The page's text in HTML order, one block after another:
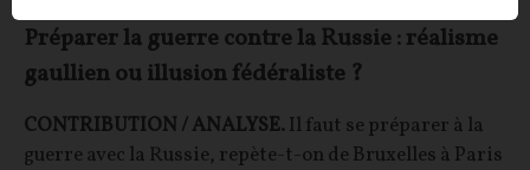
Préparer la guerre contre la Russie : réalisme
gaullien ou illusion fédéraliste ?
CONTRIBUTION / ANALYSE.Il faut se préparer à la
guerre avec la Russie, repète-t-on de Bruxelles à Paris